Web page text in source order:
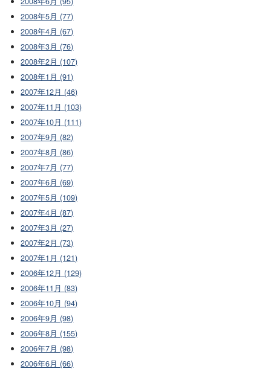
2008年5月 (77)
2008年4月 (67)
2008年3月 (76)
2008年2月 (107)
2008年1月 (91)
2007年12月 (46)
2007年11月 (103)
2007年10月 (111)
2007年9月 (82)
2007年8月 (86)
2007年7月 (77)
2007年6月 (69)
2007年5月 (109)
2007年4月 (87)
2007年3月 (27)
2007年2月 (73)
2007年1月 (121)
2006年12月 (129)
2006年11月 (83)
2006年10月 (94)
2006年9月 (98)
2006年8月 (155)
2006年7月 (98)
2006年6月 (66)